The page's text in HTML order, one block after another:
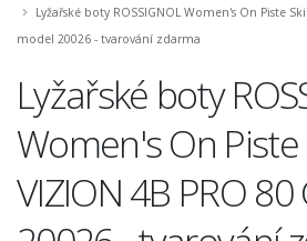
Lyžařské boty ROSSIGNOL Women's On Piste
model 20026 - tvarování zdarma
Lyžařské boty
Women's On Piste
VIZION 4B PRO